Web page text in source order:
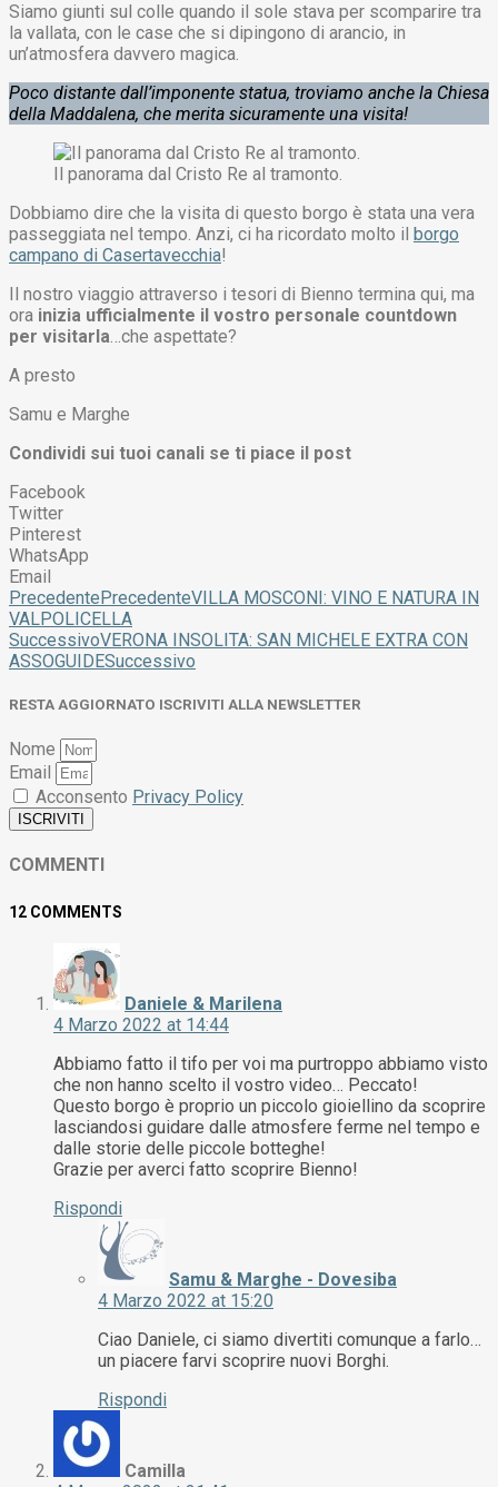
Siamo giunti sul colle quando il sole stava per scomparire tra
la vallata, con le case che si dipingono di arancio, in
un’atmosfera davvero magica.
Poco distante dall’imponente statua, troviamo anche la Chiesa
della Maddalena, che merita sicuramente una visita!
Il panorama dal Cristo Re al tramonto.
Dobbiamo dire che la visita di questo borgo è stata una vera
passeggiata nel tempo. Anzi, ci ha ricordato molto il borgo
campano di Casertavecchia!
Il nostro viaggio attraverso i tesori di Bienno termina qui, ma
ora inizia ufficialmente il vostro personale countdown
per visitarla…che aspettate?
A presto
Samu e Marghe
Condividi sui tuoi canali se ti piace il post
Facebook
Twitter
Pinterest
WhatsApp
Email
Precedente PrecedenteVILLA MOSCONI: VINO E NATURA IN
VALPOLICELLA
SuccessivoVERONA INSOLITA: SAN MICHELE EXTRA CON
ASSOGUIDESuccessivo
RESTA AGGIORNATO ISCRIVITI ALLA NEWSLETTER
Nome
Email
Acconsento Privacy Policy
ISCRIVITI
COMMENTI
12 COMMENTS
Daniele & Marilena
4 Marzo 2022 at 14:44
Abbiamo fatto il tifo per voi ma purtroppo abbiamo visto
che non hanno scelto il vostro video… Peccato!
Questo borgo è proprio un piccolo gioiellino da scoprire
lasciandosi guidare dalle atmosfere ferme nel tempo e
dalle storie delle piccole botteghe!
Grazie per averci fatto scoprire Bienno!
Rispondi
Samu & Marghe - Dovesiba
4 Marzo 2022 at 15:20
Ciao Daniele, ci siamo divertiti comunque a farlo…
un piacere farvi scoprire nuovi Borghi.
Rispondi
Camilla